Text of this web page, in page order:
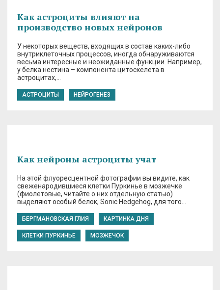
Как астроциты влияют на
производство новых нейронов
У некоторых веществ, входящих в состав каких-либо
внутриклеточных процессов, иногда обнаруживаются
весьма интересные и неожиданные функции. Например,
у белка нестина – компонента цитоскелета в
астроцитах,…
АСТРОЦИТЫ НЕЙРОГЕНЕЗ
Как нейроны астроциты учат
На этой флуоресцентной фотографии вы видите, как
свеженародившиеся клетки Пуркинье в мозжечке
(фиолетовые, читайте о них отдельную статью)
выделяют особый белок, Sonic Hedgehog, для того…
БЕРГМАНОВСКАЯ ГЛИЯ КАРТИНКА ДНЯ
КЛЕТКИ ПУРКИНЬЕ МОЗЖЕЧОК